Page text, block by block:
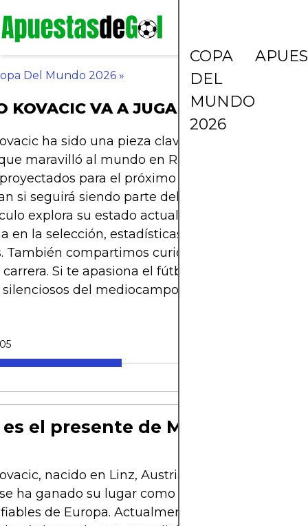
COPA
DEL
MUNDO
2026
Del Mundo 2026 »
KOVACIC VA A JUGAR EL MUNDIAL
ha sido una pieza clave en la generación
maravilló al mundo en Rusia 2018 y Qatar
para el próximo Mundial, muchos se
si seguirá siendo parte del mediocampo
explora su estado actual en el Manchester
en la selección, estadísticas recientes y la
También compartimos curiosidades poco
carrera. Si te apasiona el fútbol de selecciones y
del mediocampo, este análisis es
es el presente de Mateo Kovacic?
nacido en Linz, Austria en 1994 pero de
ha ganado su lugar como uno de los
de Europa. Actualmente juega en el